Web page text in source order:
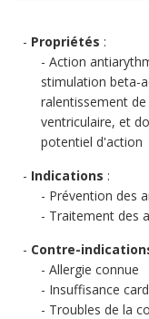
Propriétés :
Action
stimulation beta-
ralentissement
ventriculaire, et
potentiel d'action
Indications :
Prévention des
Traitement des
Contre-
Allergie connue
Insuffisance
Troubles de la